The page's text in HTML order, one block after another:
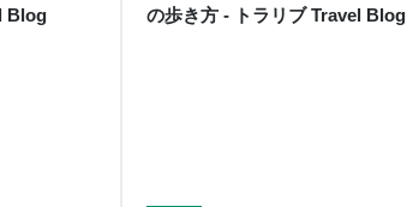
Blog
の歩き方 - トラリブ Travel Blog